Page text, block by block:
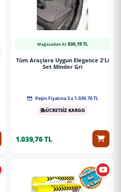
Mağazadan Al:830,19 TL
Tüm Araçlara Uygun Elegance 2'Li
Set Minder Gri
Peşin Fiyatına 3 x 1.039,76 TL
ÜCRETSİZ KARGO
1.039,76 TL